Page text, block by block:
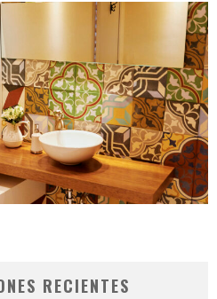
RECIENTES